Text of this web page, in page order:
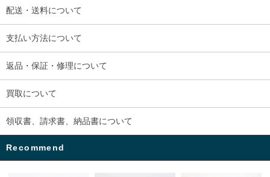
配送・送料について
支払い方法について
返品・保証・修理について
買取について
領収書、請求書、納品書について
Recommend